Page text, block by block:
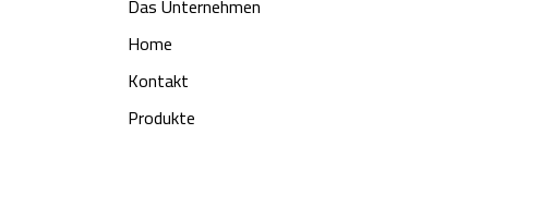
Das Unternehmen
Home
Kontakt
Produkte